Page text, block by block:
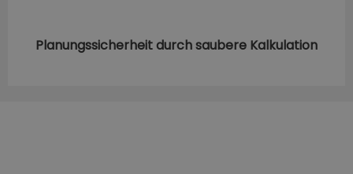
Planungssicherheit durch saubere Kalkulation